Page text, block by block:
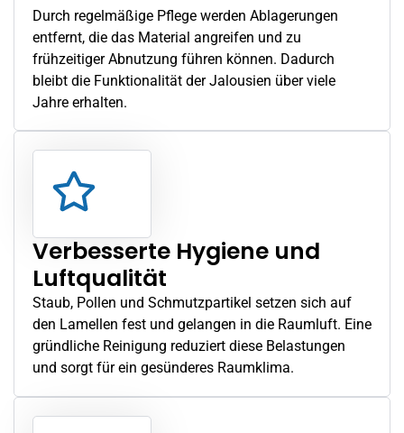
Durch regelmäßige Pflege werden Ablagerungen
entfernt, die das Material angreifen und zu
frühzeitiger Abnutzung führen können. Dadurch
bleibt die Funktionalität der Jalousien über viele
Jahre erhalten.
Verbesserte Hygiene und
Luftqualität
Staub, Pollen und Schmutzpartikel setzen sich auf
den Lamellen fest und gelangen in die Raumluft. Eine
gründliche Reinigung reduziert diese Belastungen
und sorgt für ein gesünderes Raumklima.